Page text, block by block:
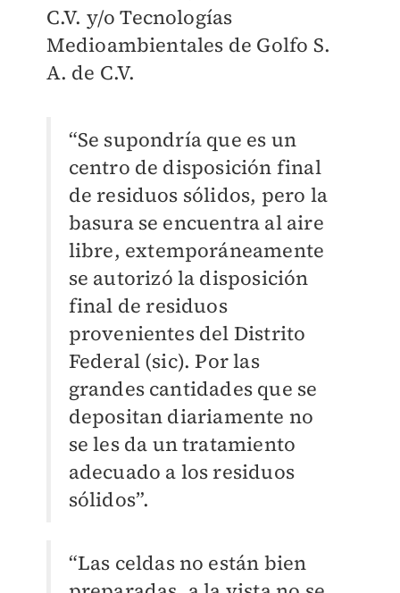
C.V. y/o Tecnologías
Medioambientales de Golfo S.
A. de C.V.
“Se supondría que es un
centro de disposición final
de residuos sólidos, pero la
basura se encuentra al aire
libre, extemporáneamente
se autorizó la disposición
final de residuos
provenientes del Distrito
Federal (sic). Por las
grandes cantidades que se
depositan diariamente no
se les da un tratamiento
adecuado a los residuos
sólidos”.
“Las celdas no están bien